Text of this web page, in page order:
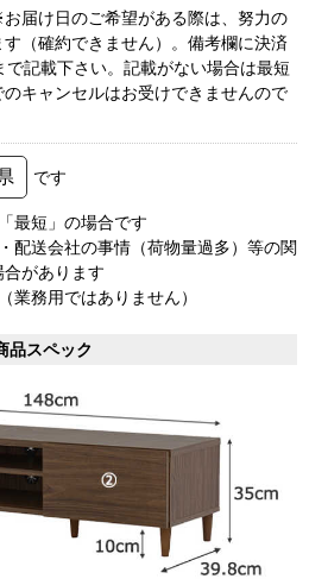
け日のご希望がある際は、努力の
（確約できません）。備考欄に決済
記載下さい。記載がない場合は最短
キャンセルはお受けできませんので
です
最短」の場合です
配送会社の事情（荷物量過多）等の関
があります
業務用ではありません）
品スペック